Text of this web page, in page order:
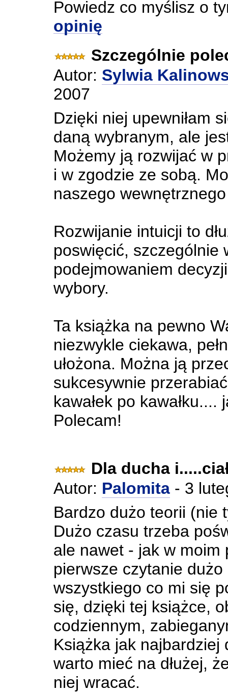
Powiedz co myślisz o
opinię
Szczególnie
Autor: Sylwia
2007
Dzięki niej upewniłam
daną wybranym, ale
Możemy ją rozwijać w
i w zgodzie ze sobą.
naszego
Rozwijanie intuicji to
poswięcić, szczególnie
podejmowaniem
wybory.
Ta książka na pewno
niezwykle ciekawa,
ułożona. Można ją
sukcesywnie
kawałek po
Polecam!
Dla ducha
Autor: Palomita - 3
Bardzo dużo teorii (nie
Dużo czasu trzeba
ale nawet - jak w
pierwsze czytanie
wszystkiego co mi się
się, dzięki tej książce,
codziennym,
Książka jak
warto mieć na dłużej,
niej wracać.